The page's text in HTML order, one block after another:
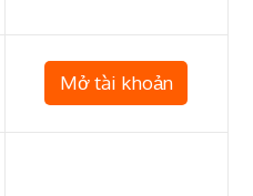
Mở tài khoản